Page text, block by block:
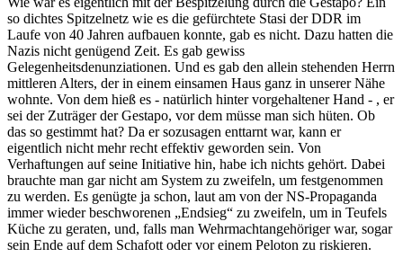
so dichtes Spitzelnetz wie es die gefürchtete Stasi der DDR im
Laufe von 40 Jahren aufbauen konnte, gab es nicht. Dazu hatten die
Nazis nicht genügend Zeit. Es gab gewiss
Gelegenheitsdenunziationen. Und es gab den allein stehenden Herrn
mittleren Alters, der in einem einsamen Haus ganz in unserer Nähe
wohnte. Von dem hieß es - natürlich hinter vorgehaltener Hand - , er
sei der Zuträger der Gestapo, vor dem müsse man sich hüten. Ob
das so gestimmt hat? Da er sozusagen enttarnt war, kann er
eigentlich nicht mehr recht effektiv geworden sein. Von
Verhaftungen auf seine Initiative hin, habe ich nichts gehört. Dabei
brauchte man gar nicht am System zu zweifeln, um festgenommen
zu werden. Es genügte ja schon, laut am von der NS-Propaganda
immer wieder beschworenen
Endsieg
zu zweifeln, um in Teufels
Küche zu geraten, und, falls man Wehrmachtangehöriger war, sogar
sein Ende auf dem Schafott oder vor einem Peloton zu riskieren.